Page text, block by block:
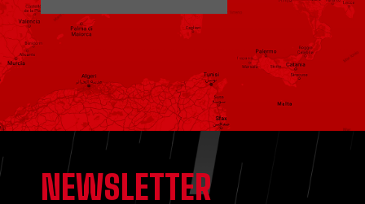
NEWSLETTER